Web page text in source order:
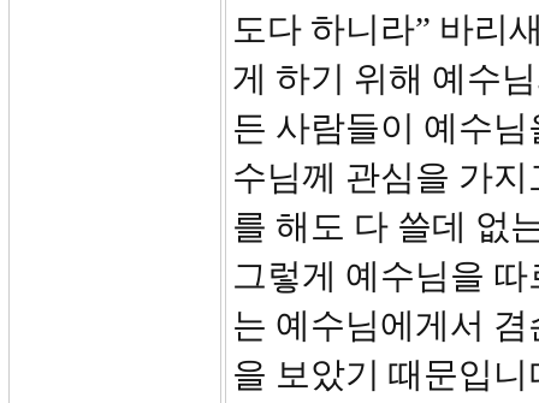
도다 하니라” 바리
게 하기 위해 예수
든 사람들이 예수
수님께 관심을 가
를 해도 다 쓸데 없
그렇게 예수님을
는 예수님에게서
을 보았기 때문입